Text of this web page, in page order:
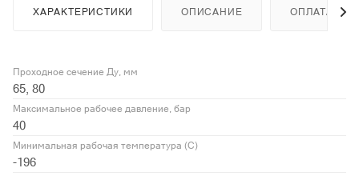
ХАРАКТЕРИСТИКИ ОПИСАНИЕ ОПЛАТА
Проходное сечение Ду, мм
65, 80
Максимальное рабочее давление, бар
40
Минимальная рабочая температура (С)
-196